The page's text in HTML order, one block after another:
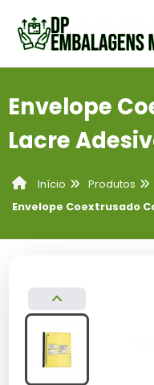
Envelope
Lacre
Início Produtos
Envelope Coextrusado